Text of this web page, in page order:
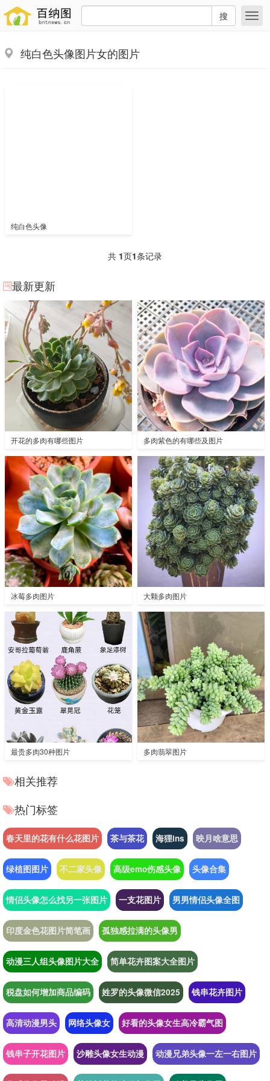
搜
纯白色头像图片女的图片
纯白色头像
共 1页1条记录
最新更新
开花的多肉有哪些图片 多肉紫色的有哪些及图片
冰莓多肉图片 大颗多肉图片
最贵多肉30种图片 多肉翡翠图片
相关推荐
热门标签
春天里的花有什么花图片 茶与茶花 海狸ins 映月啥意思
绿植图图片 不二家头像 高级emo伤感头像 头像合集
情侣头像怎么找另一张图片 一支花图片 男男情侣头像全图
印度金色花图片简笔画 孤独感拉满的头像男
动漫三人组头像图片大全 简单花卉图案大全图片
税盘如何增加商品编码 姓罗的头像微信2025 钱串花卉图片
高清动漫男头 网络头像女 好看的头像女生高冷霸气图
钱串子开花图片 沙雕头像女生动漫 动漫兄弟头像一左一右图片